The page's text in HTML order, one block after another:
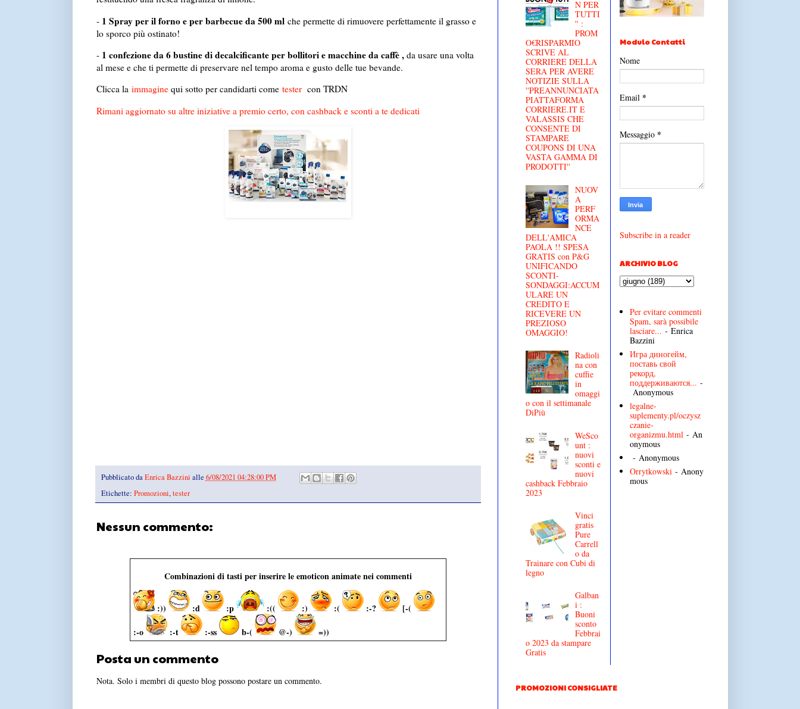
- 1 Spray per il forno e per barbecue da 500 mlche permette di rimuovere perfettamente il grasso e
lo sporco più ostinato!
- 1 confezione da 6 bustine di decalcificante per bollitori e macchine da caffè , da usare una volta
al mese e che ti permette di preservare nel tempo aroma e gusto delle tue bevande.
Clicca la immaginequi sotto per candidarti come testercon TRDN
Rimani aggiornato su altre iniziative a premio certo, con cashback e sconti a te dedicati
Pubblicato daEnrica Bazzini alle 6/08/2021 04:28:00 PM
Etichette: Promozioni,tester
Nessun commento:
Combinazioni di tasti per inserire le emoticon animate nei commenti
:)) :d :p :(( :) :( :-?
[-(
:-o
:-t :-ss b-( @-) =))
Posta un commento
Nota. Solo i membri di questo blog possono postare un commento.
N PER
TUTTI
'' :
PROM
O€RISPARMIO
SCRIVE AL
CORRIERE DELLA
SERA PER AVERE
NOTIZIE SULLA
''PREANNUNCIATA
PIATTAFORMA
CORRIERE.IT E
VALASSIS CHE
CONSENTE DI
STAMPARE
COUPONS DI UNA
VASTA GAMMA DI
PRODOTTI''
NUOV
A
PERF
ORMA
NCE
DELL'AMICA
PAOLA !! SPESA
GRATIS con P&G
UNIFICANDO
SCONTI-
SONDAGGI:ACCUM
ULARE UN
CREDITO E
RICEVERE UN
PREZIOSO
OMAGGIO!
Radioli
na con
cuffie
in
omaggi
o con il settimanale
DiPiù
WeSco
unt :
nuovi
sconti e
nuovi
cashback Febbraio
2023
Vinci
gratis
Pure
Carrell
o da
Trainare con Cubi di
legno
Galban
i :
Buoni
sconto
Febbrai
o 2023 da stampare
Gratis
Modulo Contatti
Nome
Email *
Messaggio *
Subscribe in a reader
ARCHIVIO BLOG
Per evitare commenti
Spam, sarà possibile
lasciare... - Enrica
Bazzini
Игра диногейм,
поставь свой
рекорд,
поддерживаются... -
Anonymous
legalne-
suplementy.pl/oczysz
czanie-
organizmu.html - An
onymous
- Anonymous
Orrytkowski - Anony
mous
PROMOZIONI CONSIGLIATE